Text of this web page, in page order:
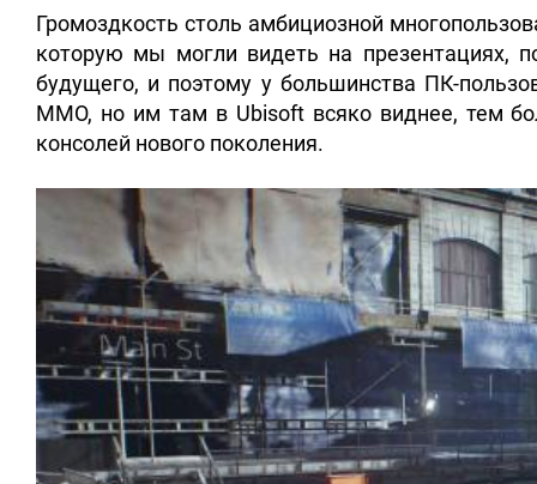
Громоздкость столь амбициозной
которую мы могли видеть на презентациях,
будущего, и поэтому у большинства ПК-
MMO, но им там в Ubisoft всяко виднее, тем
консолей нового поколения.